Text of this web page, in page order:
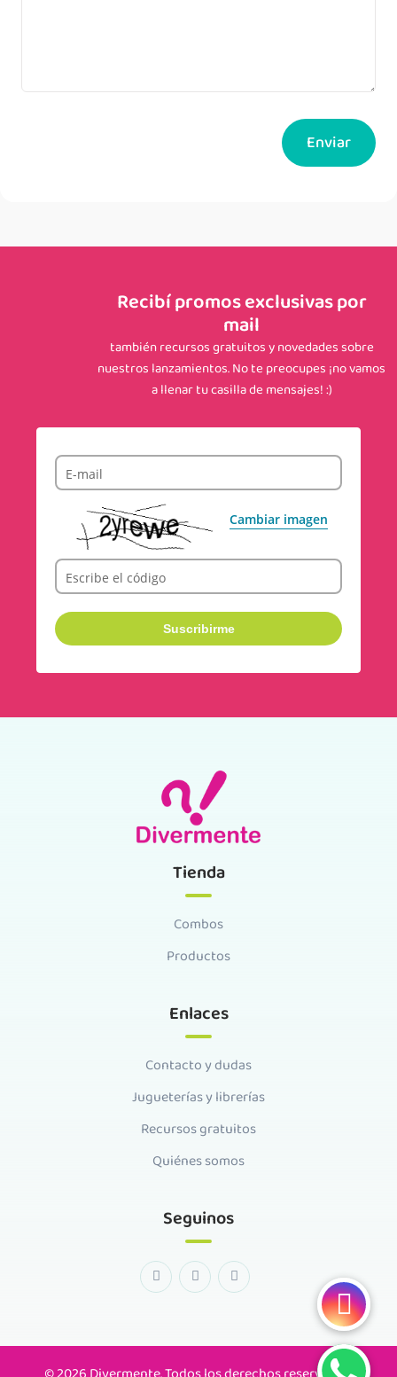
Enviar
Recibí promos exclusivas por
mail
también recursos gratuitos y novedades sobre
nuestros lanzamientos. No te preocupes ¡no vamos
a llenar tu casilla de mensajes! :)
E-mail
Cambiar imagen
Escribe el código
Tienda
Combos
Productos
Enlaces
Contacto y dudas
Jugueterías y librerías
Recursos gratuitos
Quiénes somos
Seguinos